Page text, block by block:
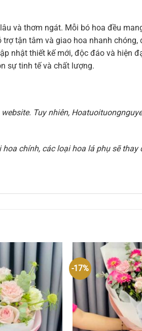
và thơm ngát. Mỗi bó hoa đều
tận tâm và giao hoa nhanh chóng,
nhật thiết kế mới, độc đáo và hiện
sự tinh tế và chất lượng.
Tuy nhiên,
chính, các loại hoa lá phụ sẽ thay
-17%